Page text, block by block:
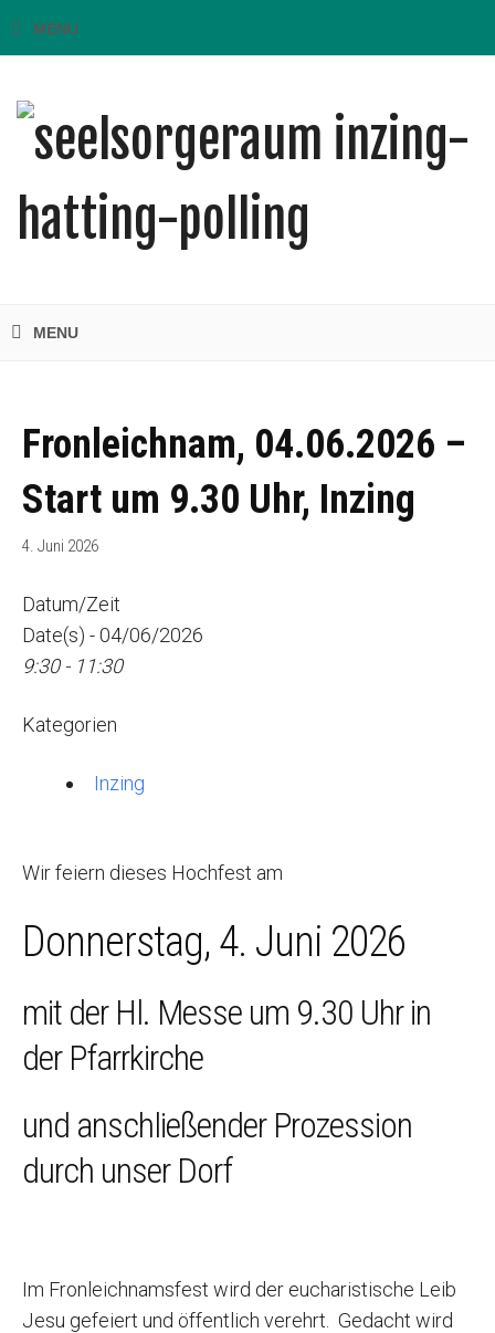
Fronleichnam, 04.06.2026 –
Start um 9.30 Uhr, Inzing
4. Juni 2026
Datum/Zeit
Date(s) - 04/06/2026
9:30 - 11:30
Kategorien
Inzing
Wir feiern dieses Hochfest am
Donnerstag, 4. Juni 2026
mit der Hl. Messe um 9.30 Uhr in
der Pfarrkirche
und anschließender Prozession
durch unser Dorf
Im Fronleichnamsfest wird der eucharistische Leib
Jesu gefeiert und öffentlich verehrt. Gedacht wird